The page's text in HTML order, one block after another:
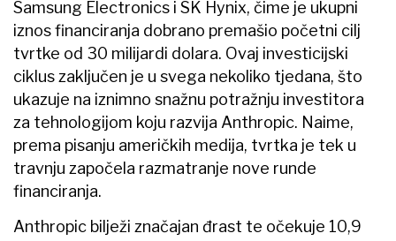
Samsung Electronics i SK Hynix, čime je ukupni
iznos financiranja dobrano premašio početni cilj
tvrtke od 30 milijardi dolara. Ovaj investicijski
ciklus zaključen je u svega nekoliko tjedana, što
ukazuje na iznimno snažnu potražnju investitora
za tehnologijom koju razvija Anthropic. Naime,
prema pisanju američkih medija, tvrtka je tek u
travnju započela razmatranje nove runde
financiranja.
Anthropic bilježi značajan đrast te očekuje 10,9